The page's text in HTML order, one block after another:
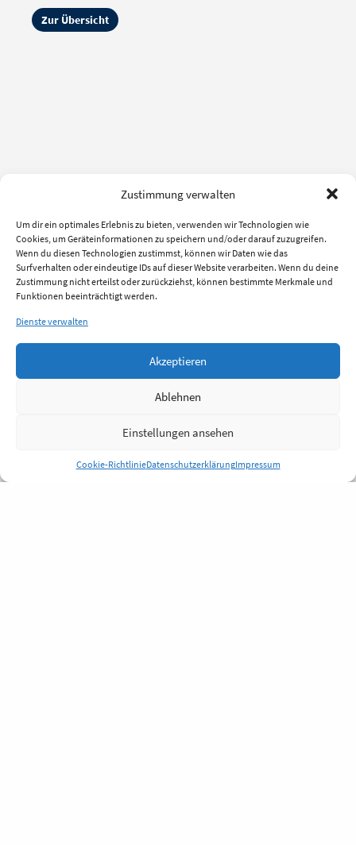
Zustimmung verwalten
Um dir ein optimales Erlebnis zu bieten, verwenden wir Technologien wie
Cookies, um Geräteinformationen zu speichern und/oder darauf zuzugreifen.
Wenn du diesen Technologien zustimmst, können wir Daten wie das
Surfverhalten oder eindeutige IDs auf dieser Website verarbeiten. Wenn du deine
Zustimmung nicht erteilst oder zurückziehst, können bestimmte Merkmale und
Funktionen beeinträchtigt werden.
Dienste verwalten
Akzeptieren
Ablehnen
Einstellungen ansehen
Cookie-RichtlinieDatenschutzerklärungImpressum
Zur Übersicht